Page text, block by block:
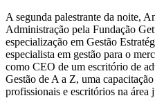
A segunda palestrante da noite,
Administração pela Fundação
especialização em Gestão
especialista em gestão para o
como CEO de um escritório de
Gestão de A a Z, uma
profissionais e escritórios na área